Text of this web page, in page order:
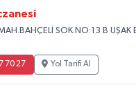
SOK.NO:13 B UŞAK
70 27 Yol Tarifi Al